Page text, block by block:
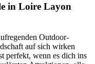
in Loire Layon
Outdoor-
auf sich wirken
perfekt, wenn es dich ins